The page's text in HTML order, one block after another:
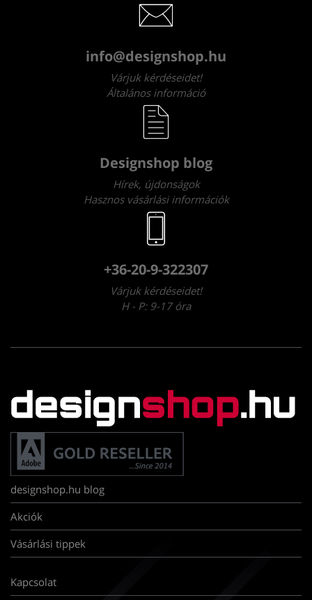
info@designshop.hu
Várjuk kérdéseidet!
Általános információ
Designshop blog
Hírek, újdonságok
Hasznos vásárlási információk
+36-20-9-322307
Várjuk kérdéseidet!
H - P: 9-17 óra
designshop.hu blog
Akciók
Vásárlási tippek
Kapcsolat